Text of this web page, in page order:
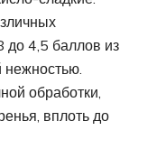
до 4,5 баллов из
нежностью.
обработки,
вплоть до